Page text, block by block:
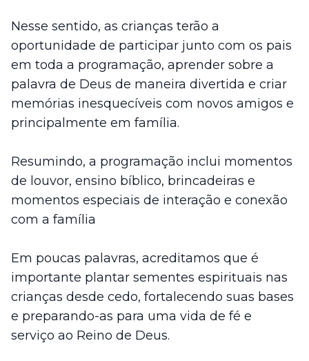
Nesse sentido, as crianças terão a
oportunidade de participar junto com os pais
em toda a programação, aprender sobre a
palavra de Deus de maneira divertida e criar
memórias inesquecíveis com novos amigos e
principalmente em família.
Resumindo, a programação inclui momentos
de louvor, ensino bíblico, brincadeiras e
momentos especiais de interação e conexão
com a família
Em poucas palavras, acreditamos que é
importante plantar sementes espirituais nas
crianças desde cedo, fortalecendo suas bases
e preparando-as para uma vida de fé e
serviço ao Reino de Deus.